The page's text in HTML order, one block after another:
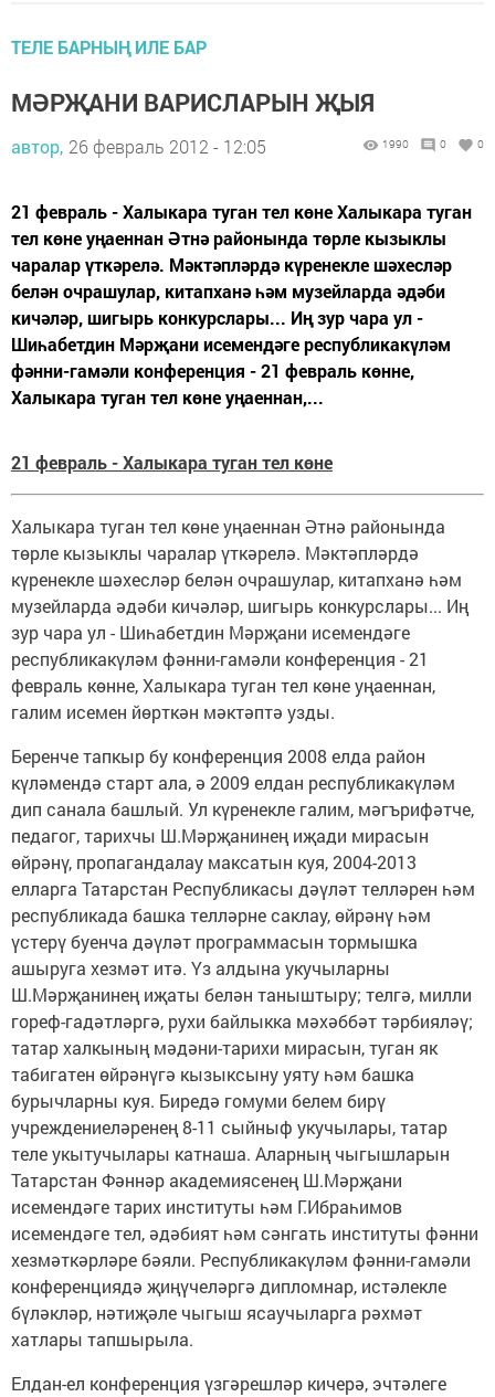
ТЕЛЕ БАРНЫҢ ИЛЕ БАР
МӘРҖАНИ ВАРИСЛАРЫН ҖЫЯ
автор, 26 февраль 2012 - 12:05 1990 0 0
21 февраль - Халыкара туган тел көне Халыкара туган
тел көне уңаеннан Әтнә районында төрле кызыклы
чаралар үткәрелә. Мәктәпләрдә күренекле шәхесләр
белән очрашулар, китапханә һәм музейларда әдәби
кичәләр, шигырь конкурслары... Иң зур чара ул -
Шиһабетдин Мәрҗани исемендәге республикакүләм
фәнни-гамәли конференция - 21 февраль көнне,
Халыкара туган тел көне уңаеннан,...
21 февраль - Халыкара туган тел көне
Халыкара туган тел көне уңаеннан Әтнә районында
төрле кызыклы чаралар үткәрелә. Мәктәпләрдә
күренекле шәхесләр белән очрашулар, китапханә һәм
музейларда әдәби кичәләр, шигырь конкурслары... Иң
зур чара ул - Шиһабетдин Мәрҗани исемендәге
республикакүләм фәнни-гамәли конференция - 21
февраль көнне, Халыкара туган тел көне уңаеннан,
галим исемен йөрткән мәктәптә узды.
Беренче тапкыр бу конференция 2008 елда район
күләмендә старт ала, ә 2009 елдан республикакүләм
дип санала башлый. Ул күренекле галим, мәгърифәтче,
педагог, тарихчы Ш.Мәрҗанинең иҗади мирасын
өйрәнү, пропагандалау максатын куя, 2004-2013
елларга Татарстан Республикасы дәүләт телләрен һәм
республикада башка телләрне саклау, өйрәнү һәм
үстерү буенча дәүләт программасын тормышка
ашыруга хезмәт итә. Үз алдына укучыларны
Ш.Мәрҗанинең иҗаты белән таныштыру; телгә, милли
гореф-гадәтләргә, рухи байлыкка мәхәббәт тәрбияләү;
татар халкының мәдәни-тарихи мирасын, туган як
табигатен өйрәнүгә кызыксыну уяту һәм башка
бурычларны куя. Биредә гомуми белем бирү
учреждениеләренең 8-11 сыйныф укучылары, татар
теле укытучылары катнаша. Аларның чыгышларын
Татарстан Фәннәр академиясенең Ш.Мәрҗани
исемендәге тарих институты һәм Г.Ибраһимов
исемендәге тел, әдәбият һәм сәнгать институты фәнни
хезмәткәрләре бәяли. Республикакүләм фәнни-гамәли
конференциядә җиңүчеләргә дипломнар, истәлекле
бүләкләр, нәтиҗәле чыгыш ясаучыларга рәхмәт
хатлары тапшырыла.
Елдан-ел конференция үзгәрешләр кичерә, эчтәлеге